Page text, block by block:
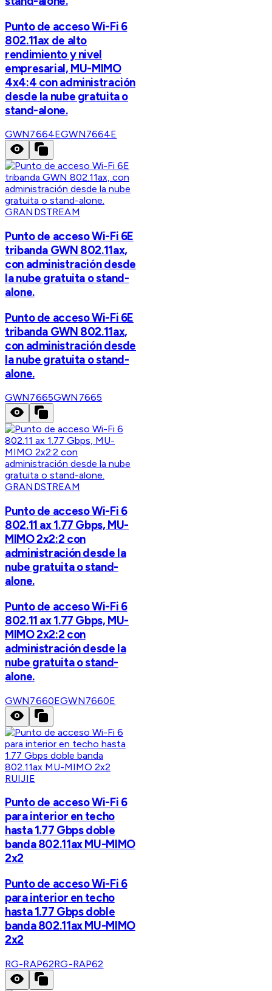
Punto de acceso Wi-Fi 6
802.11ax de alto
rendimiento y nivel
empresarial, MU-MIMO
4x4:4 con administración
desde la nube gratuita o
stand-alone.
GWN7664EGWN7664E
GRANDSTREAM
Punto de acceso Wi-Fi 6E
tribanda GWN 802.11ax,
con administración desde
la nube gratuita o stand-
alone.
Punto de acceso Wi-Fi 6E
tribanda GWN 802.11ax,
con administración desde
la nube gratuita o stand-
alone.
GWN7665GWN7665
GRANDSTREAM
Punto de acceso Wi-Fi 6
802.11 ax 1.77 Gbps, MU-
MIMO 2x2:2 con
administración desde la
nube gratuita o stand-
alone.
Punto de acceso Wi-Fi 6
802.11 ax 1.77 Gbps, MU-
MIMO 2x2:2 con
administración desde la
nube gratuita o stand-
alone.
GWN7660EGWN7660E
RUIJIE
Punto de acceso Wi-Fi 6
para interior en techo
hasta 1.77 Gbps doble
banda 802.11ax MU-MIMO
2x2
Punto de acceso Wi-Fi 6
para interior en techo
hasta 1.77 Gbps doble
banda 802.11ax MU-MIMO
2x2
RG-RAP62RG-RAP62